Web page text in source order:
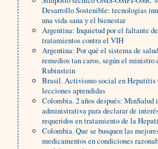
Desarrollo Sostenible: tecnologías
una vida sana y el bienestar
Argentina: Inquietud por el faltante
tratamientos contra el VIH
Argentina: Por qué el sistema de
remedios tan caros, según el ministro
Rubinstein
Brasil. Activismo social en Hepatitis
lecciones aprendidas
Colombia. 2 años después:
administrativa para declarar de
requeridos en tratamiento de la
Colombia. Que se busquen las
medicamentos en condiciones